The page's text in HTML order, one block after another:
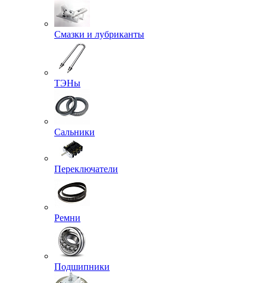
Смазки и лубриканты
ТЭНы
Сальники
Переключатели
Ремни
Подшипники